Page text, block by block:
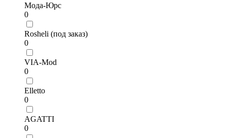
Мода-Юрс
0
Rosheli (под заказ)
0
VIA-Mod
0
Elletto
0
AGATTI
0